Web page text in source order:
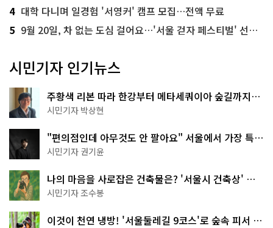
4 대학 다니며 일경험 '서영커' 캠프 모집…전액 무료
5 9월 20일, 차 없는 도심 걸어요…'서울 걷자 페스티벌' 선착순 5천명
시민기자 인기뉴스
주황색 리본 따라 한강부터 메타세쿼이아 숲길까지…
서울둘레길 15코스
시민기자 박상현
"편의점인데 아무것도 안 팔아요" 서울에서 가장 특별
한 편의점의 정체
시민기자 권기윤
나의 마음을 사로잡은 건축물은? '서울시 건축상' 수
상작 공개!
시민기자 조수봉
이것이 천연 냉방! '서울둘레길 9코스'로 숲속 피서 떠